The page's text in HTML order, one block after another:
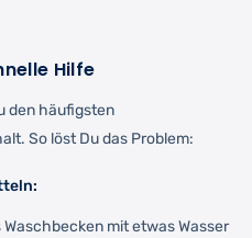
Hilfe
den häufigsten
So löst Du das Problem:
Waschbecken mit etwas Wasser